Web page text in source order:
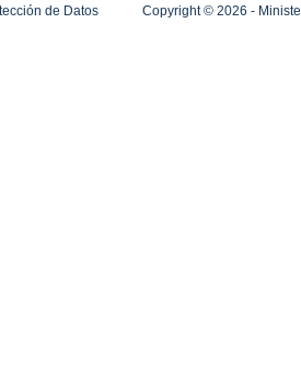
de Datos Copyright © 2026 -